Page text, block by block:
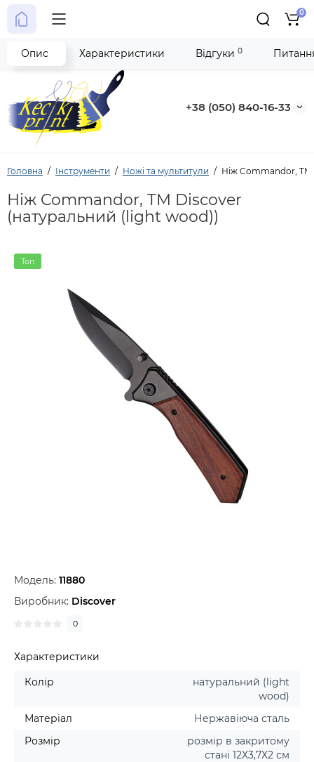
+38 (050) 840-16-33
0
Головна Інструменти Ножі та мультитули Ніж Commandor,
Ніж Commandor, TM Discover
(натуральний (light wood))
Топ
Модель: 11880
Виробник: Discover
0
Характеристики
Колір
натуральний (light
wood)
Матеріал
Нержавіюча сталь
Розмір
розмір в закритому
стані 12Х3,7Х2 см
Опис Характеристики Відгуки 0